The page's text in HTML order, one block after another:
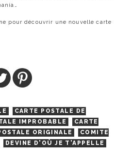
pour découvrir une nouvelle carte
CARTE POSTALE DE
IMPROBABLE
CARTE
ORIGINALE
COMITE
DEVINE D'OÙ JE T'APPELLE